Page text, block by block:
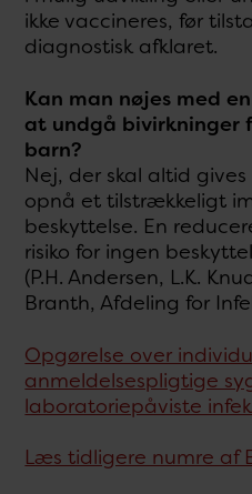
ikke vaccineres, før
diagnostisk afklaret.
Kan man nøjes med
at undgå bivirkninger
barn?
Nej, der skal altid
opnå et tilstrækkeligt
beskyttelse. En
risiko for ingen
(P.H. Andersen, L.K.
Branth, Afdeling for
Opgørelse over
anmeldelsespligtige
laboratoriepåviste
Læs tidligere numre af